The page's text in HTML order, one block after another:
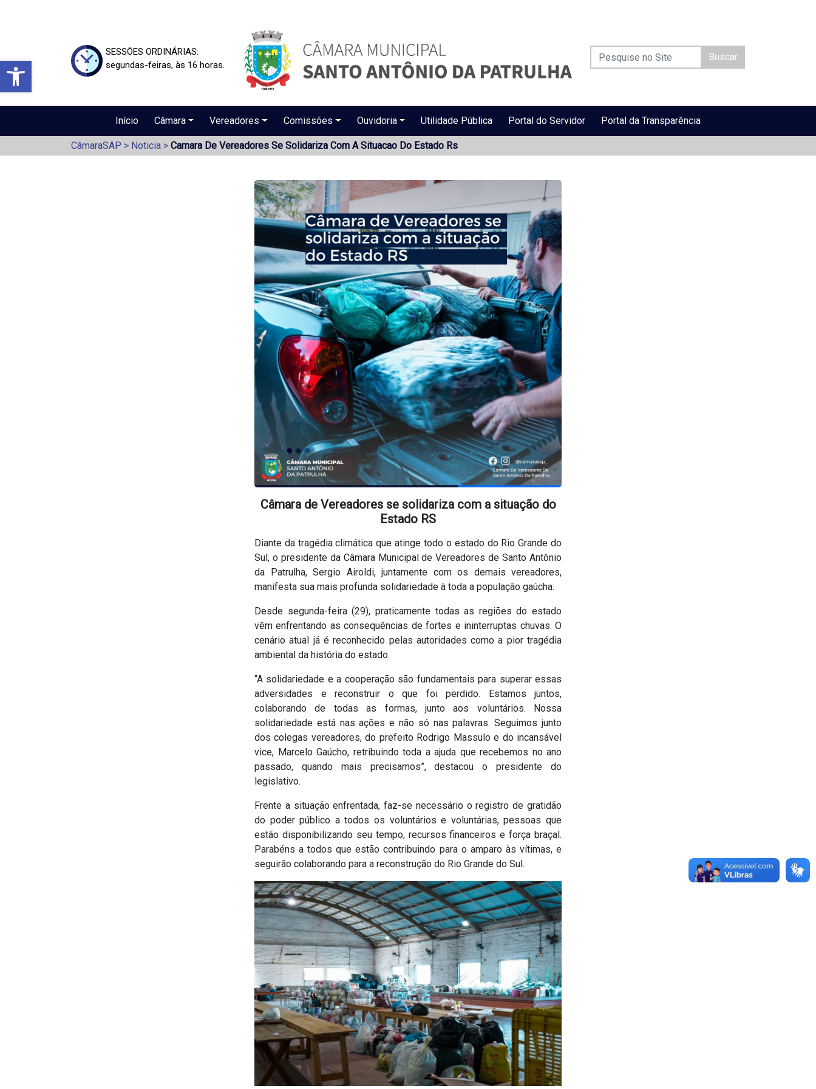
Barra de Ferramentas Aberta
SESSÕES ORDINÁRIAS:
segundas-feiras, às 16 horas.
Buscar
Início Câmara Vereadores Comissões Ouvidoria Utilidade Pública Portal do Servidor Portal da Transparência
CâmaraSAP > Noticia > Camara De Vereadores Se Solidariza Com A Situacao Do Estado Rs
Câmara de Vereadores se solidariza com a situação do
Estado RS
Diante da tragédia climática que atinge todo o estado do Rio Grande do
Sul, o presidente da Câmara Municipal de Vereadores de Santo Antônio
da Patrulha, Sergio Airoldi, juntamente com os demais vereadores,
manifesta sua mais profunda solidariedade à toda a população gaúcha.
Desde segunda-feira (29), praticamente todas as regiões do estado
vêm enfrentando as consequências de fortes e ininterruptas chuvas. O
cenário atual já é reconhecido pelas autoridades como a pior tragédia
ambiental da história do estado.
“A solidariedade e a cooperação são fundamentais para superar essas
adversidades e reconstruir o que foi perdido. Estamos juntos,
colaborando de todas as formas, junto aos voluntários. Nossa
solidariedade está nas ações e não só nas palavras. Seguimos junto
dos colegas vereadores, do prefeito Rodrigo Massulo e do incansável
vice, Marcelo Gaúcho, retribuindo toda a ajuda que recebemos no ano
passado, quando mais precisamos”, destacou o presidente do
legislativo.
Frente a situação enfrentada, faz-se necessário o registro de gratidão
do poder público a todos os voluntários e voluntárias, pessoas que
estão disponibilizando seu tempo, recursos financeiros e força braçal.
Parabéns a todos que estão contribuindo para o amparo às vítimas, e
seguirão colaborando para a reconstrução do Rio Grande do Sul.